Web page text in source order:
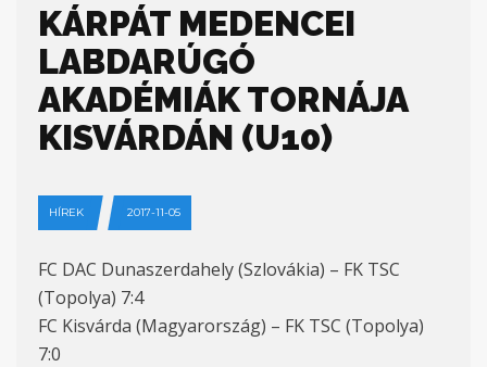
KÁRPÁT MEDENCEI
LABDARÚGÓ
AKADÉMIÁK TORNÁJA
KISVÁRDÁN (U10)
HÍREK 2017-11-05
FC DAC Dunaszerdahely (Szlovákia) – FK TSC
(Topolya) 7:4
FC Kisvárda (Magyarország) – FK TSC (Topolya)
7:0